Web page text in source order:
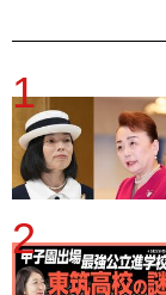
1
2